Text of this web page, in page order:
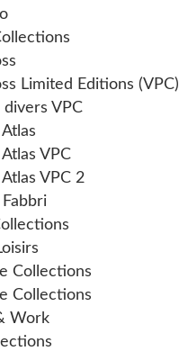
Limited Editions (VPC)
divers VPC
VPC
VPC 2
Collections
Collections
Work